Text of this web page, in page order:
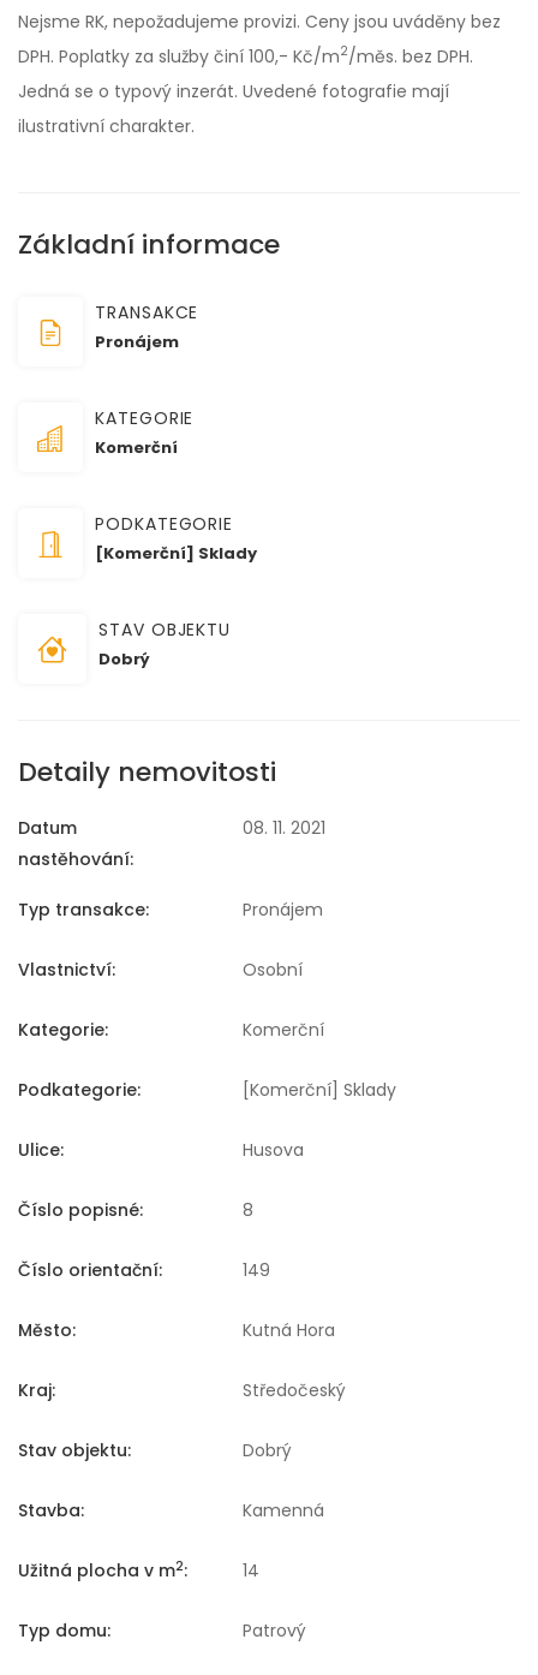
Nejsme RK, nepožadujeme provizi. Ceny jsou uváděny bez
DPH. Poplatky za služby činí 100,- Kč/m2/měs. bez DPH.
Jedná se o typový inzerát. Uvedené fotografie mají
ilustrativní charakter.
Základní informace
TRANSAKCE
Pronájem
KATEGORIE
Komerční
PODKATEGORIE
[Komerční] Sklady
STAV OBJEKTU
Dobrý
Detaily nemovitosti
Datum
nastěhování:
08. 11. 2021
Typ transakce: Pronájem
Vlastnictví: Osobní
Kategorie: Komerční
Podkategorie: [Komerční] Sklady
Ulice: Husova
Číslo popisné: 8
Číslo orientační: 149
Město: Kutná Hora
Kraj: Středočeský
Stav objektu: Dobrý
Stavba: Kamenná
Užitná plocha v m2: 14
Typ domu: Patrový